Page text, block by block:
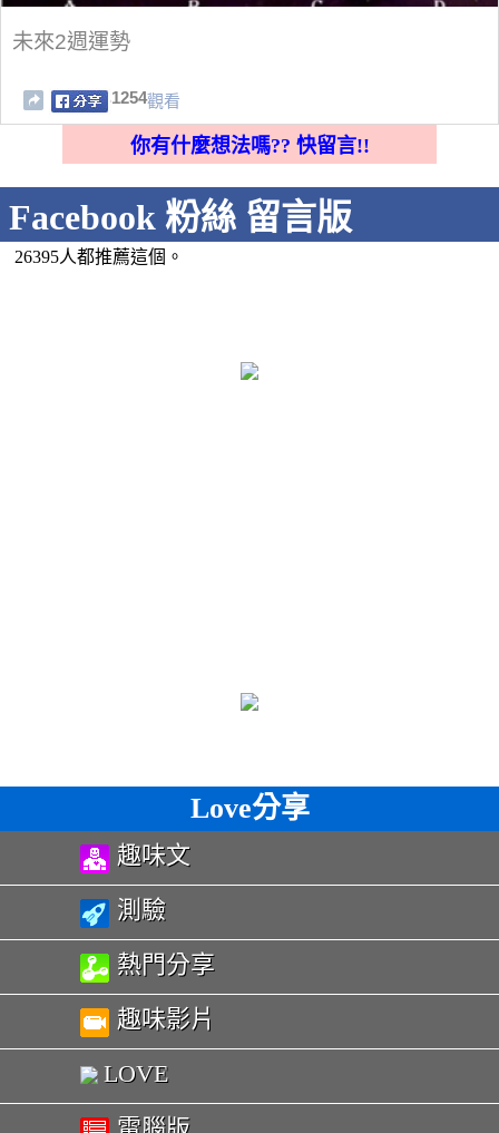
未來2週運勢
1254觀看
你有什麼想法嗎?? 快留言!!
Facebook 粉絲 留言版
26395人都推薦這個。
Love分享
趣味文
測驗
熱門分享
趣味影片
LOVE